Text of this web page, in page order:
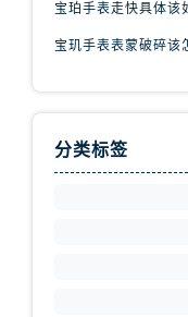
宝玑手表表蒙破碎该
分类标签